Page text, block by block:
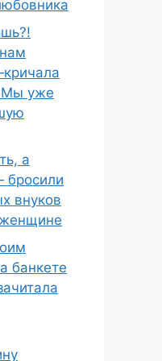
Мы уже
а
бросили
внуков
банкете